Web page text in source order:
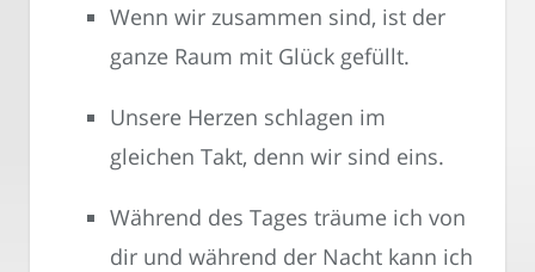
Wenn wir zusammen sind, ist der
ganze Raum mit Glück gefüllt.
Unsere Herzen schlagen im
gleichen Takt, denn wir sind eins.
Während des Tages träume ich von
dir und während der Nacht kann ich